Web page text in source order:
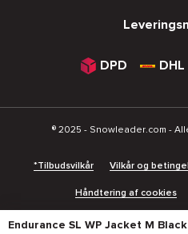
Endurance SL WP Jacket M Black
DPD DHL
® 2025 - Snowleader.com -
*Tilbudsvilkår Vilkår og
Håndtering af cookies